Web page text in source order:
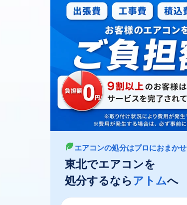
エアコンの処分はプロにおまかせ
東北でエアコンを
処分するならアトムへ